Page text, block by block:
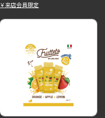
￥来店会員限定